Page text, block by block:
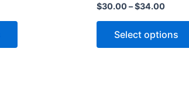
Rated
0
out
$30.00–$34.00
Select options